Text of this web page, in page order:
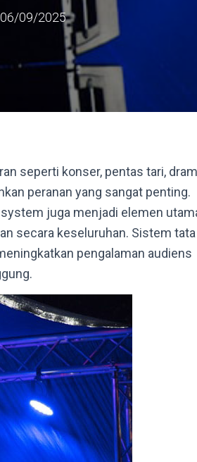
06/09/2025
seperti konser, pentas tari,
peranan yang sangat penting.
juga menjadi elemen
secara keseluruhan. Sistem tata
pengalaman audiens